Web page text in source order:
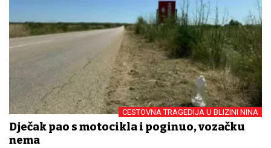
CESTOVNA TRAGEDIJA U BLIZINI NINA
Dječak pao s motocikla i poginuo, vozačku
nema